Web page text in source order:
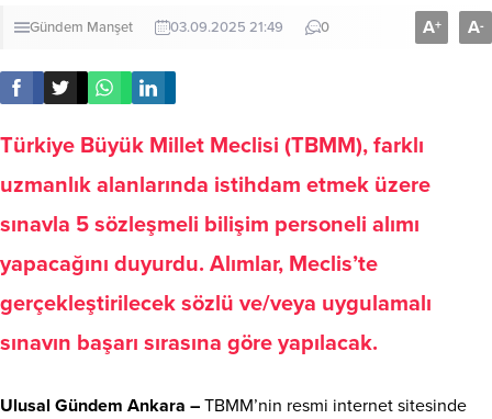
Gündem Manşet 03.09.2025 21:49 0 A+ A-
Türkiye Büyük Millet Meclisi (TBMM), farklı
uzmanlık alanlarında istihdam etmek üzere
sınavla 5 sözleşmeli bilişim personeli alımı
yapacağını duyurdu. Alımlar, Meclis’te
gerçekleştirilecek sözlü ve/veya uygulamalı
sınavın başarı sırasına göre yapılacak.
Ulusal Gündem Ankara – TBMM’nin resmi internet sitesinde